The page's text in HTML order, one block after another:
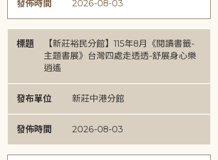
發佈時間 2026-08-03
標題
【新莊裕民分館】115年8月《閱讀書籤-
主題書展》台灣四處走透透-舒展身心樂
逍遙
發布單位 新莊中港分館
發佈時間 2026-08-03